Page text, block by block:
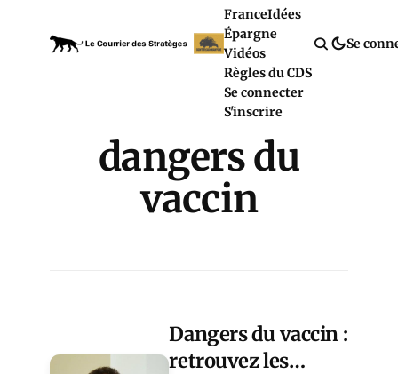
FranceIdées
Épargne
Vidéos
Règles du CDS
Se connecter
S'inscrire
Se
dangers du
vaccin
Dangers du vaccin :
retrouvez les